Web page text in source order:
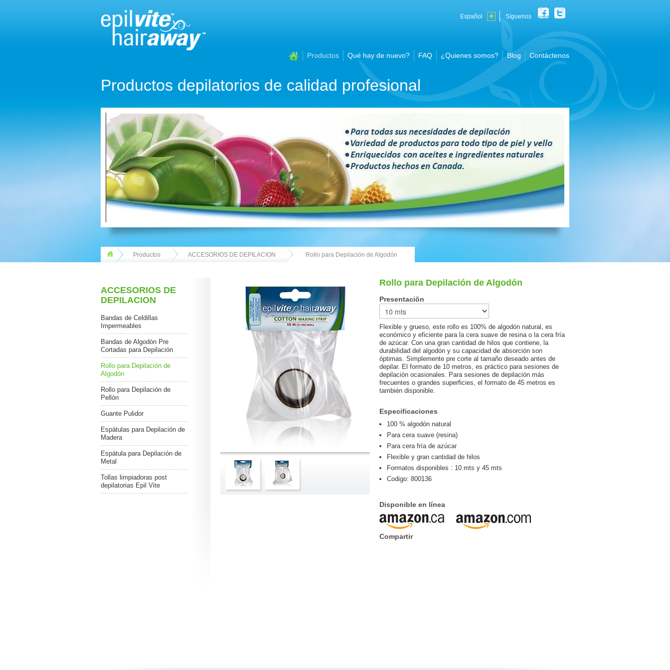
Español Síguenos
Productos Qué hay de nuevo? FAQ ¿Quienes somos? Blog Contáctenos
Productos depilatorios de calidad profesional
Productos ACCESORIOS DE DEPILACION Rollo para Depilación de Algodón
ACCESORIOS DE
DEPILACION
Bandas de Celdillas
Impermeables
Bandas de Algodón Pre
Cortadas para Depilación
Rollo para Depilación de
Algodón
Rollo para Depilación de
Pellón
Guante Pulidor
Espátulas para Depilación de
Madera
Espátula para Depilación de
Metal
Tollas limpiadoras post
depilatorias Epil Vite
Rollo para Depilación de Algodón
Presentaciõn
Flexible y grueso, este rollo es 100% de algodón natural, es
económico y eficiente para la cera suave de resina o la cera fría
de azúcar. Con una gran cantidad de hilos que contiene, la
durabilidad del algodón y su capacidad de absorción son
óptimas. Simplemente pre corte al tamaño deseado antes de
depilar. El formato de 10 metros, es práctico para sesiones de
depilación ocasionales. Para sesiones de depilación más
frecuentes o grandes superficies, el formato de 45 metros es
también disponible.
Especificaciones
100 % algodón natural
Para cera suave (resina)
Para cera fría de azúcar
Flexible y gran cantidad de hilos
Formatos disponibles : 10 mts y 45 mts
Codigo: 800136
Disponible en línea
Compartir